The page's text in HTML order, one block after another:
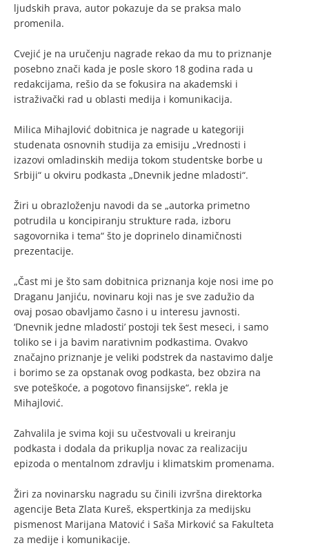
ljudskih prava, autor pokazuje da se praksa malo
promenila.
Cvejić je na uručenju nagrade rekao da mu to priznanje
posebno znači kada je posle skoro 18 godina rada u
redakcijama, rešio da se fokusira na akademski i
istraživački rad u oblasti medija i komunikacija.
Milica Mihajlović dobitnica je nagrade u kategoriji
studenata osnovnih studija za emisiju „Vrednosti i
izazovi omladinskih medija tokom studentske borbe u
Srbiji“ u okviru podkasta „Dnevnik jedne mladosti“.
Žiri u obrazloženju navodi da se „autorka primetno
potrudila u koncipiranju strukture rada, izboru
sagovornika i tema“ što je doprinelo dinamičnosti
prezentacije.
„Čast mi je što sam dobitnica priznanja koje nosi ime po
Draganu Janjiću, novinaru koji nas je sve zadužio da
ovaj posao obavljamo časno i u interesu javnosti.
‘Dnevnik jedne mladosti’ postoji tek šest meseci, i samo
toliko se i ja bavim narativnim podkastima. Ovakvo
značajno priznanje je veliki podstrek da nastavimo dalje
i borimo se za opstanak ovog podkasta, bez obzira na
sve poteškoće, a pogotovo finansijske“, rekla je
Mihajlović.
Zahvalila je svima koji su učestvovali u kreiranju
podkasta i dodala da prikuplja novac za realizaciju
epizoda o mentalnom zdravlju i klimatskim promenama.
Žiri za novinarsku nagradu su činili izvršna direktorka
agencije Beta Zlata Kureš, ekspertkinja za medijsku
pismenost Marijana Matović i Saša Mirković sa Fakulteta
za medije i komunikacije.